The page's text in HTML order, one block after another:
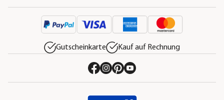
Gutscheinkarte Kauf auf Rechnung